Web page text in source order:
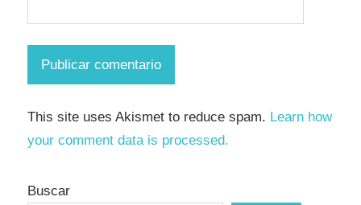
This site uses Akismet to reduce spam. Learn how
your comment data is processed.
Buscar